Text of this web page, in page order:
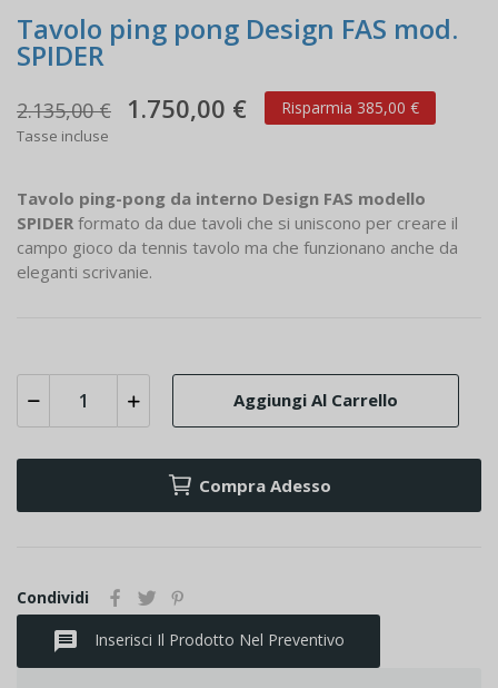
Tavolo ping pong Design FAS mod.
SPIDER
2.135,00 € 1.750,00 € Risparmia 385,00 €
Tasse incluse
Tavolo ping-pong da interno Design FAS modello
SPIDER formato da due tavoli che si uniscono per creare il
campo gioco da tennis tavolo ma che funzionano anche da
eleganti scrivanie.
Aggiungi Al Carrello
Compra Adesso
Condividi
message Inserisci Il Prodotto Nel Preventivo